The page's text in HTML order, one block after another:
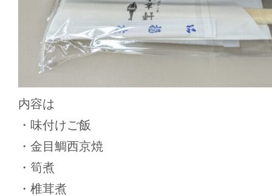
内容は
・味付けご飯
・金目鯛西京焼
・筍煮
・椎茸煮